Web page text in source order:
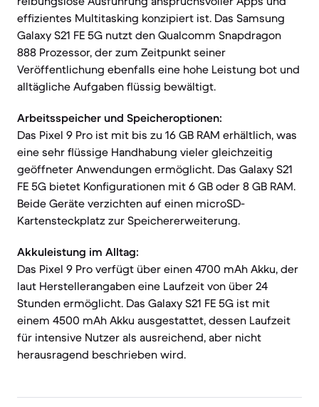
effizientes Multitasking konzipiert ist. Das Samsung
Galaxy S21 FE 5G nutzt den Qualcomm Snapdragon
888 Prozessor, der zum Zeitpunkt seiner
Veröffentlichung ebenfalls eine hohe Leistung bot und
alltägliche Aufgaben flüssig bewältigt.
Arbeitsspeicher und Speicheroptionen:
Das Pixel 9 Pro ist mit bis zu 16 GB RAM erhältlich, was
eine sehr flüssige Handhabung vieler gleichzeitig
geöffneter Anwendungen ermöglicht. Das Galaxy S21
FE 5G bietet Konfigurationen mit 6 GB oder 8 GB RAM.
Beide Geräte verzichten auf einen microSD-
Kartensteckplatz zur Speichererweiterung.
Akkuleistung im Alltag:
Das Pixel 9 Pro verfügt über einen 4700 mAh Akku, der
laut Herstellerangaben eine Laufzeit von über 24
Stunden ermöglicht. Das Galaxy S21 FE 5G ist mit
einem 4500 mAh Akku ausgestattet, dessen Laufzeit
für intensive Nutzer als ausreichend, aber nicht
herausragend beschrieben wird.